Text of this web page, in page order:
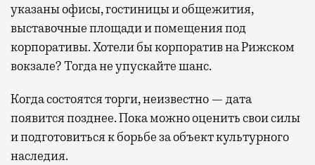
указаны офисы, гостиницы и общежития,
выставочные площади и помещения под
корпоративы. Хотели бы корпоратив на Рижском
вокзале? Тогда не упускайте шанс.
Когда состоятся торги, неизвестно — дата
появится позднее. Пока можно оценить свои силы
и подготовиться к борьбе за объект культурного
наследия.